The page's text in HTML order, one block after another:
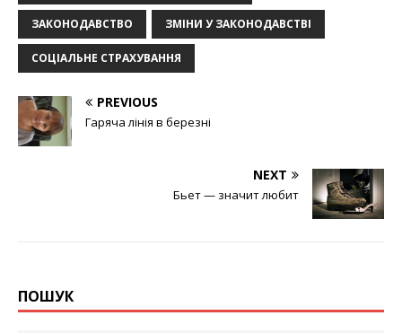
ЗАКОНОДАВСТВО ЗМІНИ У ЗАКОНОДАВСТВІ
СОЦІАЛЬНЕ СТРАХУВАННЯ
PREVIOUS
Гаряча лінія в березні
NEXT
Бьет — значит любит
ПОШУК